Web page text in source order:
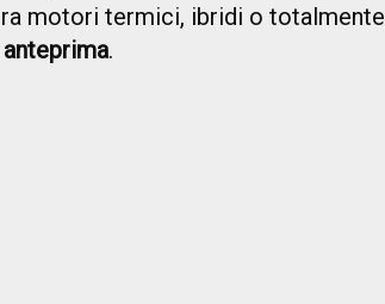
motori termici, ibridi o totalmente
.